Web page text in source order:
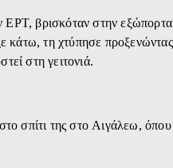
βρισκόταν στην εξώπορτα
κάτω, τη χτύπησε
στη γειτονιά.
σπίτι της στο Αιγάλεω,